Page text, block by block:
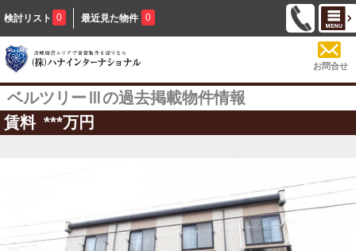
検討リスト 0 最近見た物件 0
お問合せ
ベルツリーⅢの過去掲載物件情報
賃料 ***万円